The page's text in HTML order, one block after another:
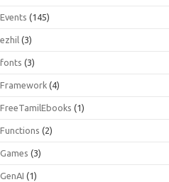
Events (145)
ezhil (3)
fonts (3)
Framework (4)
FreeTamilEbooks (1)
Functions (2)
Games (3)
GenAI (1)